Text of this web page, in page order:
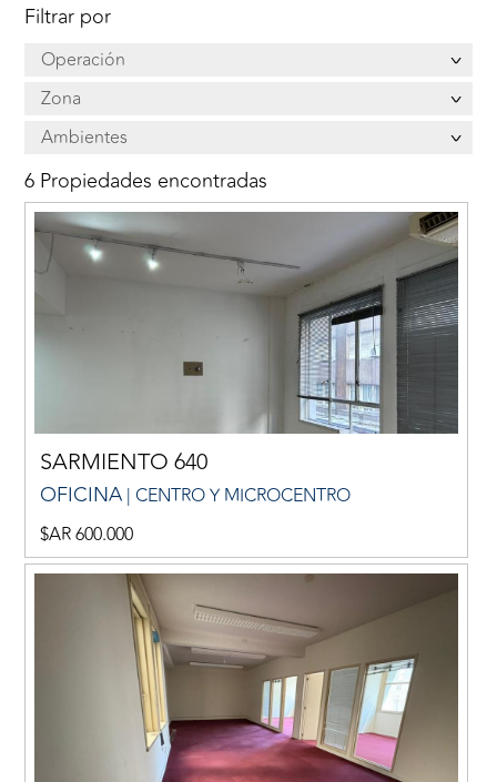
Filtrar por
Operación
Zona
Ambientes
6 Propiedades encontradas
SARMIENTO 640
OFICINA | CENTRO Y MICROCENTRO
$AR 600.000